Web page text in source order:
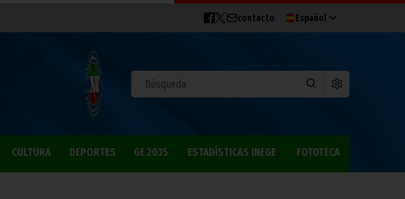
contacto Español
CULTURA DEPORTES GE 2035 ESTADÍSTICAS INEGE FOTOTECA